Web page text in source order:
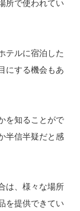
所で使われてい
テルに宿泊した
にする機会もあ
を知ることがで
半信半疑だと感
は、様々な場所
を提供できてい